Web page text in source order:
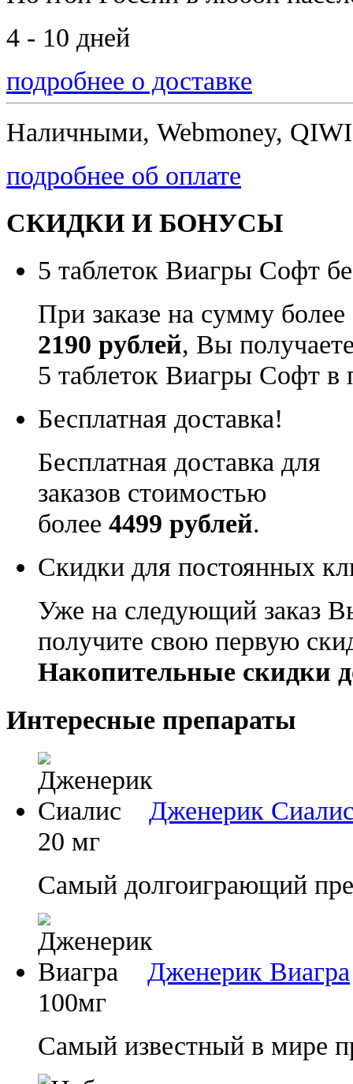
4 - 10 дней
подробнее о доставке
Наличными, Webmoney,
подробнее об оплате
СКИДКИ И БОНУСЫ
5 таблеток Виагры Софт
При заказе на сумму более
2190 рублей, Вы
5 таблеток Виагры Софт в
Бесплатная доставка!
Бесплатная доставка для
заказов стоимостью
более 4499 рублей.
Скидки для постоянных
Уже на следующий заказ
получите свою первую
Накопительные скидки
Интересные препараты
Дженерик
20 мг
Самый долгоиграющий
Дженерик Виагра
100мг
Самый известный в мире